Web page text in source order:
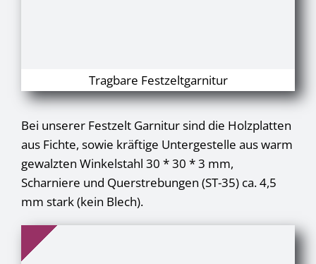
Tragbare Festzeltgarnitur
Bei unserer Festzelt Garnitur sind die Holzplatten
aus Fichte, sowie kräftige Untergestelle aus warm
gewalzten Winkelstahl 30 * 30 * 3 mm,
Scharniere und Querstrebungen (ST-35) ca. 4,5
mm stark (kein Blech).